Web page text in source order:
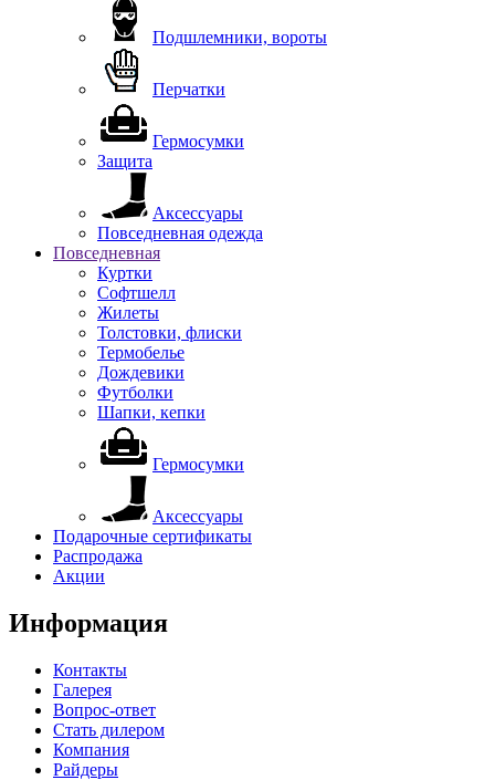
Подшлемники, вороты
Перчатки
Гермосумки
Защита
Аксессуары
Повседневная одежда
Повседневная
Куртки
Софтшелл
Жилеты
Толстовки, флиски
Термобелье
Дождевики
Футболки
Шапки, кепки
Гермосумки
Аксессуары
Подарочные сертификаты
Распродажа
Акции
Информация
Контакты
Галерея
Вопрос-ответ
Стать дилером
Компания
Райдеры